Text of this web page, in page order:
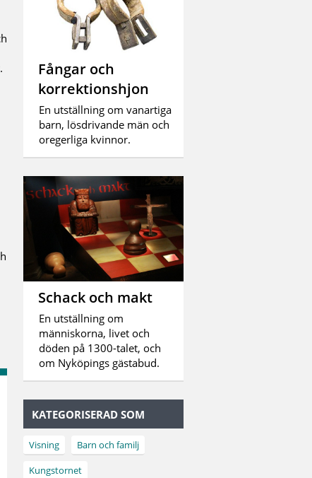
Fångar och
korrektionshjon
En utställning om vanartiga
barn, lösdrivande män och
oregerliga kvinnor.
Schack och makt
En utställning om
människorna, livet och
döden på 1300-talet, och
om Nyköpings gästabud.
KATEGORISERAD SOM
Visning
Barn och familj
Kungstornet